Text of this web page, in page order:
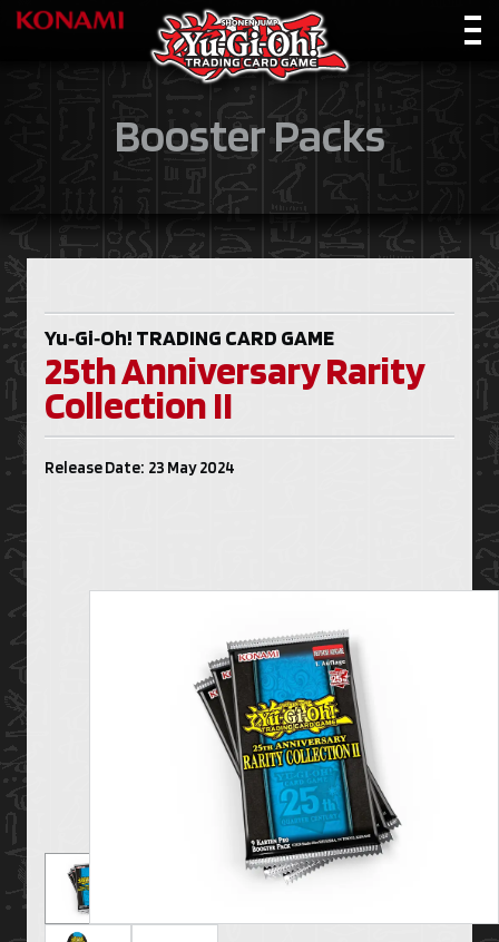
Booster Packs
Yu‑Gi‑Oh! TRADING CARD GAME
25th Anniversary Rarity
Collection II
Release Date: 23 May 2024